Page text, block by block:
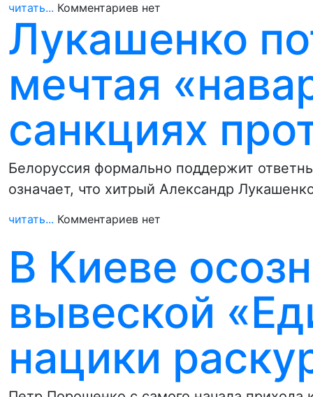
читать... Комментариев нет
Лукашенко
мечтая
санкциях
Белоруссия формально поддержит
означает, что хитрый Александр
читать... Комментариев нет
В Киеве
вывеской
нацики